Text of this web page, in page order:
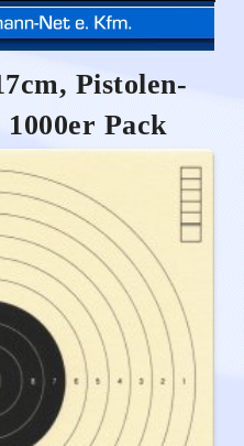
Pistolen-
1000er Pack